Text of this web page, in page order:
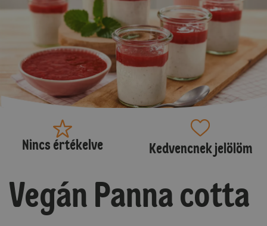
Nincs értékelve Kedvencnek jelölöm
Vegán Panna cotta